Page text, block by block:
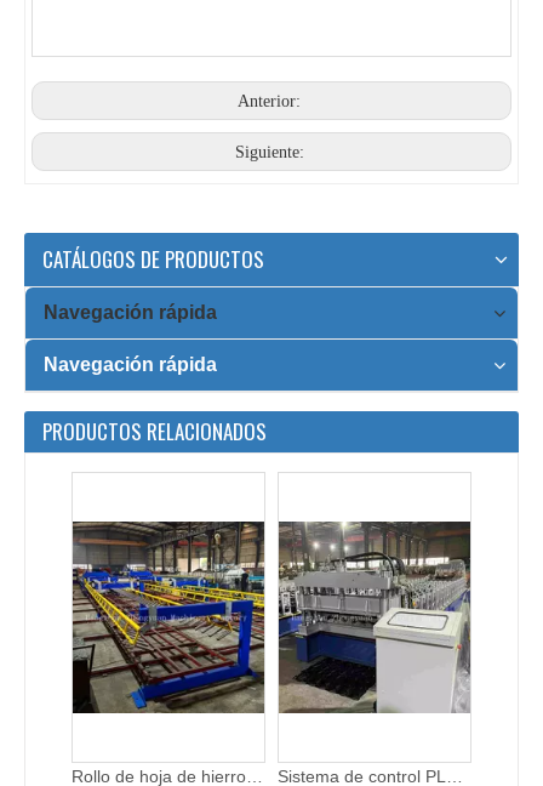
Anterior:
Siguiente:
CATÁLOGOS DE PRODUCTOS
Navegación rápida
Navegación rápida
PRODUCTOS RELACIONADOS
Rollo de hoja de hierro corrugado que forma la teja metálica para fabricar maquinaria con apilador de 12M Sistema de control PLC automático, máquina de azulejos metrocopo con caja de cambios